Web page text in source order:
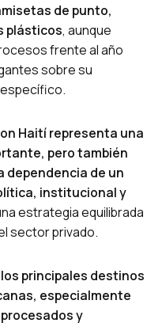
de punto,
plásticos, aunque
frente al año
sobre su
Haití representa una
pero también
dependencia de un
institucional y
estrategia equilibrada
sector privado.
principales destinos
especialmente
y